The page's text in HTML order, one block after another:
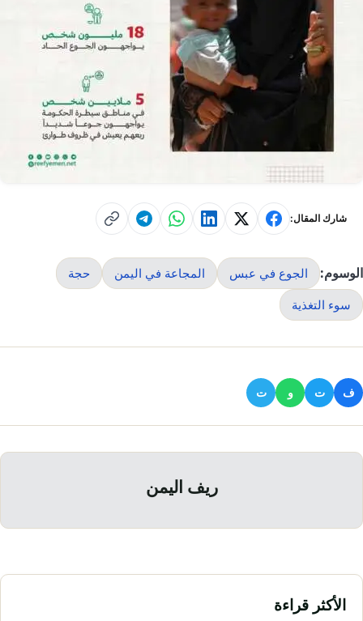
شارك المقال:
الوسوم: الجوع في عبس المجاعة في اليمن
حجة
سوء التغذية
ف ت و ت
ريف اليمن
الأكثر قراءة